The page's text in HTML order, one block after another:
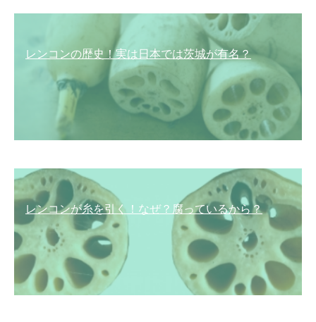
レンコンの歴史！実は日本では茨城が有名？
レンコンが糸を引く！なぜ？腐っているから？